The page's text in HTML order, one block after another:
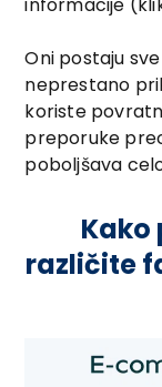
informacije
Oni postaju
neprestano
koriste
preporuke
poboljšava
Kako
različite